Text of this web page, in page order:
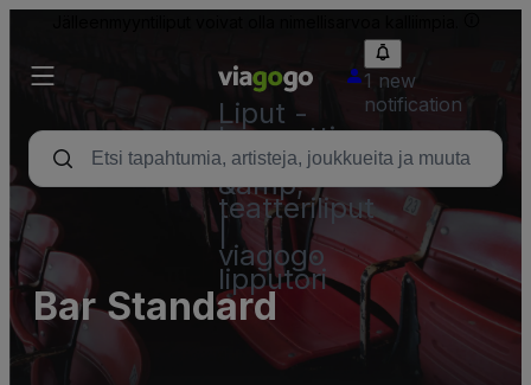
Liput -
konsertti,
urheilu
&amp;
teatteriliput
viagogo
lipputori
1 new
notification
Bar Standard